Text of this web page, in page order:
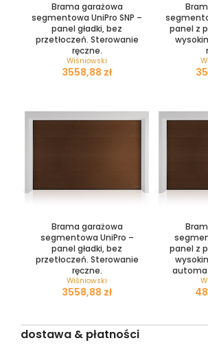
Brama garażowa
segmentowa UniPro SNP –
panel gładki, bez
przetłoczeń. Sterowanie
ręczne.
Wiśniowski
zł
panel z
Brama garażowa
segmentowa UniPro –
panel gładki, bez
przetłoczeń. Sterowanie
ręczne.
Wiśniowski
zł
panel z
dostawa & płatności